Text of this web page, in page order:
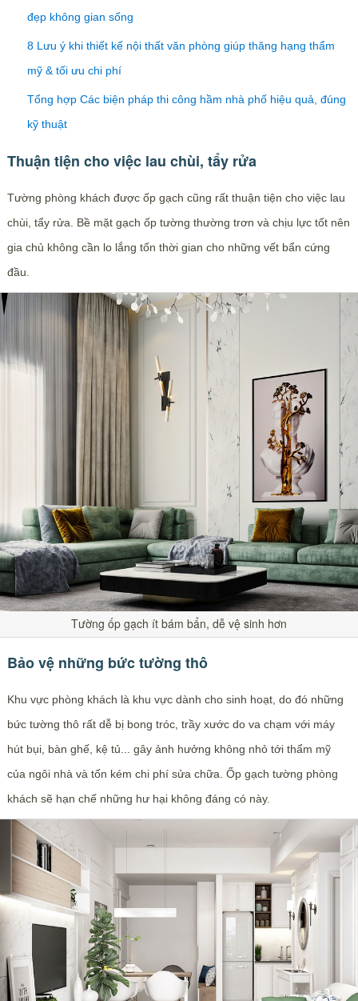
đẹp không gian sống
8 Lưu ý khi thiết kế nội thất văn phòng giúp thăng hạng thẩm
mỹ & tối ưu chi phí
Tổng hợp Các biện pháp thi công hầm nhà phố hiệu quả, đúng
kỹ thuật
Thuận tiện cho việc lau chùi, tẩy rửa
Tường phòng khách được ốp gạch cũng rất thuận tiện cho việc lau
chùi, tẩy rửa. Bề mặt gạch ốp tường thường trơn và chịu lực tốt nên
gia chủ không cần lo lắng tốn thời gian cho những vết bẩn cứng
đầu.
Tường ốp gạch ít bám bẩn, dễ vệ sinh hơn
Bảo vệ những bức tường thô
Khu vực phòng khách là khu vực dành cho sinh hoạt, do đó những
bức tường thô rất dễ bị bong tróc, trầy xước do va chạm với máy
hút bụi, bàn ghế, kệ tủ... gây ảnh hưởng không nhỏ tới thẩm mỹ
của ngôi nhà và tốn kém chi phí sửa chữa. Ốp gạch tường phòng
khách sẽ hạn chế những hư hại không đáng có này.